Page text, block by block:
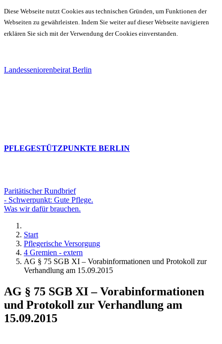
Diese Webseite nutzt Cookies aus technischen Gründen, um Funktionen der
Webseiten zu gewährleisten. Indem Sie weiter auf dieser Webseite navigieren
erklären Sie sich mit der Verwendung der Cookies einverstanden.
Landesseniorenbeirat Berlin
PFLEGESTÜTZPUNKTE BERLIN
Paritätischer Rundbrief
- Schwerpunkt: Gute Pflege.
Was wir dafür brauchen.
Start
Pflegerische Versorgung
4 Gremien - extern
AG § 75 SGB XI – Vorabinformationen und Protokoll zur
Verhandlung am 15.09.2015
AG § 75 SGB XI – Vorabinformationen
und Protokoll zur Verhandlung am
15.09.2015